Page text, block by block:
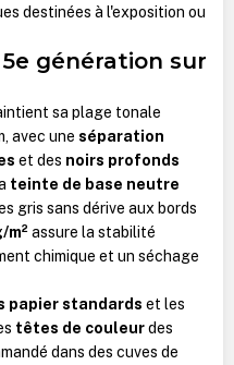
destinées à l'exposition ou
génération sur
sa plage tonale
avec une séparation
et des noirs profonds
teinte de base neutre
gris sans dérive aux bords
m²assure la stabilité
chimique et un séchage
papier standards et les
têtes de couleurdes
dans des cuves de